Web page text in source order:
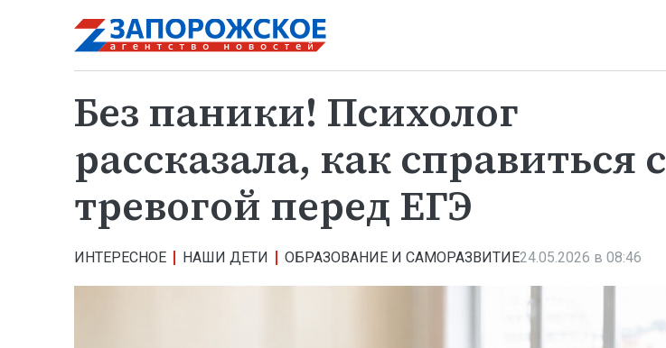
Без паники! Психолог
рассказала, как справиться с
тревогой перед ЕГЭ
ИНТЕРЕСНОЕ НАШИ ДЕТИ ОБРАЗОВАНИЕ И САМОРАЗВИТИЕ24.05.2026 в 08:46